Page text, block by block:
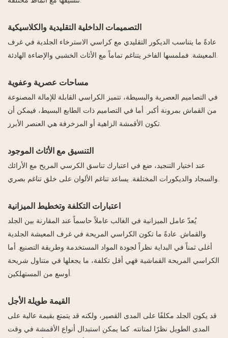
التصميمات الداخلية التقليدية والكلاسيكية
عادةً ما يتناسب الديكور التقليدي مع كراسي الاسترخاء الجلدية في غرف
مساحات عصرية وعفوية
في التصاميم العصرية والبسيطة، تتميز الكراسي القابلة للإمالة المصنوعة
من القماش بمرونة أكبر. أما في التصاميم ذات الطابع البسيط، فيمكن أن
التنسيق مع الأثاث الموجود
عند اختيار التنجيد، ضع في اعتبارك تناسق الكرسي المريح مع الأرائك
اعتبارات التكلفة وتخطيط الميزانية
يُعدّ عامل الميزانية في الغالب عاملاً حاسماً عند المقارنة بين الجلد
والقماش. عادةً ما تكون الكراسي المريحة في غرف المعيشة الجلدية
أغلى ثمناً في البداية نظراً لجودة المواد المستخدمة وطريقة التصنيع. أما
الكراسي المريحة القماشية فهي أقل تكلفة، ما يجعلها في متناول شريحة
القيمة طويلة الأجل
قد يكون الجلد مكلفًا على المدى القصير، ولكنه قد يتمتع بقيمة عالية على
المدى الطويل نظرًا لمتانته. كما يمكن استبدال أنواع الأقمشة في وقت